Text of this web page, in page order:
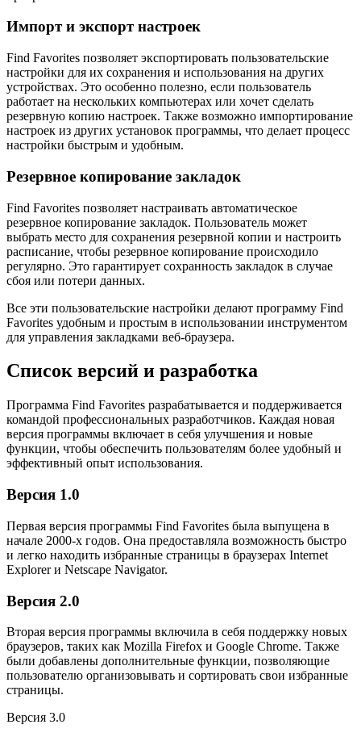
Импорт и экспорт настроек
Find Favorites позволяет экспортировать пользовательские
настройки для их сохранения и использования на других
устройствах. Это особенно полезно, если пользователь
работает на нескольких компьютерах или хочет сделать
резервную копию настроек. Также возможно импортирование
настроек из других установок программы, что делает процесс
настройки быстрым и удобным.
Резервное копирование закладок
Find Favorites позволяет настраивать автоматическое
резервное копирование закладок. Пользователь может
выбрать место для сохранения резервной копии и настроить
расписание, чтобы резервное копирование происходило
регулярно. Это гарантирует сохранность закладок в случае
сбоя или потери данных.
Все эти пользовательские настройки делают программу Find
Favorites удобным и простым в использовании инструментом
для управления закладками веб-браузера.
Список версий и разработка
Программа Find Favorites разрабатывается и поддерживается
командой профессиональных разработчиков. Каждая новая
версия программы включает в себя улучшения и новые
функции, чтобы обеспечить пользователям более удобный и
эффективный опыт использования.
Версия 1.0
Первая версия программы Find Favorites была выпущена в
начале 2000-х годов. Она предоставляла возможность быстро
и легко находить избранные страницы в браузерах Internet
Explorer и Netscape Navigator.
Версия 2.0
Вторая версия программы включила в себя поддержку новых
браузеров, таких как Mozilla Firefox и Google Chrome. Также
были добавлены дополнительные функции, позволяющие
пользователю организовывать и сортировать свои избранные
страницы.
Версия 3.0